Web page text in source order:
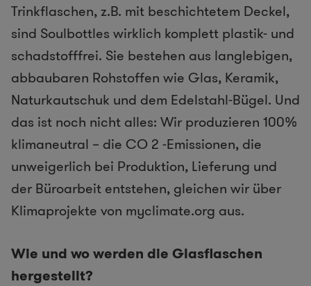
Trinkflaschen, z.B. mit beschichtetem Deckel,
sind Soulbottles wirklich komplett plastik- und
schadstofffrei. Sie bestehen aus langlebigen,
abbaubaren Rohstoffen wie Glas, Keramik,
Naturkautschuk und dem Edelstahl-Bügel. Und
das ist noch nicht alles: Wir produzieren 100%
klimaneutral – die CO 2 -Emissionen, die
unweigerlich bei Produktion, Lieferung und
der Büroarbeit entstehen, gleichen wir über
Klimaprojekte von myclimate.org aus.
Wie und wo werden die Glasflaschen
hergestellt?